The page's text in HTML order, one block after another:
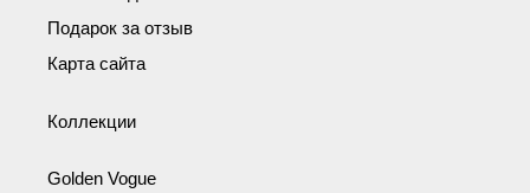
Подарок за отзыв
Карта сайта
Коллекции
Golden Vogue